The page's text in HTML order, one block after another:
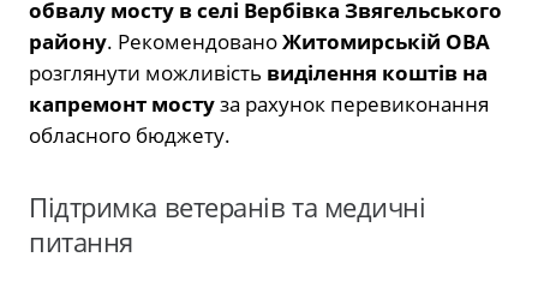
обвалу мосту в селі Вербівка Звягельського
району. РекомендованоЖитомирській ОВА
розглянути можливість виділення коштів на
капремонт мостуза рахунок перевиконання
обласного бюджету.
Підтримка ветеранів та медичні
питання